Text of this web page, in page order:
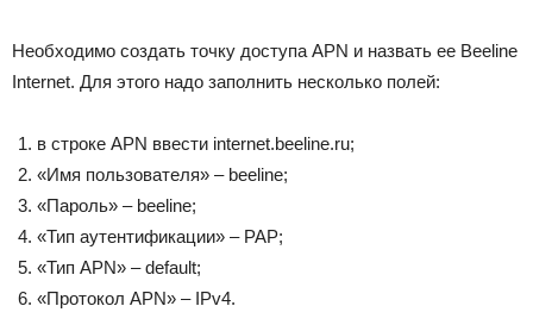
Необходимо создать точку доступа APN и назвать ее Beeline
Internet. Для этого надо заполнить несколько полей:
в строке APN ввести internet.beeline.ru;
«Имя пользователя» – beeline;
«Пароль» – beeline;
«Тип аутентификации» – PAP;
«Тип APN» – default;
«Протокол APN» – IPv4.